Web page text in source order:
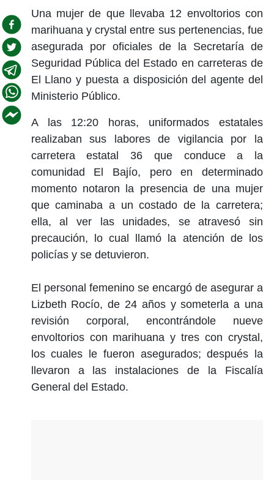
Una mujer de que llevaba 12 envoltorios con
marihuana y crystal entre sus pertenencias, fue
asegurada por oficiales de la Secretaría de
Seguridad Pública del Estado en carreteras de
El Llano y puesta a disposición del agente del
Ministerio Público.
A las 12:20 horas, uniformados estatales
realizaban sus labores de vigilancia por la
carretera estatal 36 que conduce a la
comunidad El Bajío, pero en determinado
momento notaron la presencia de una mujer
que caminaba a un costado de la carretera;
ella, al ver las unidades, se atravesó sin
precaución, lo cual llamó la atención de los
policías y se detuvieron.
El personal femenino se encargó de asegurar a
Lizbeth Rocío, de 24 años y someterla a una
revisión corporal, encontrándole nueve
envoltorios con marihuana y tres con crystal,
los cuales le fueron asegurados; después la
llevaron a las instalaciones de la Fiscalía
General del Estado.